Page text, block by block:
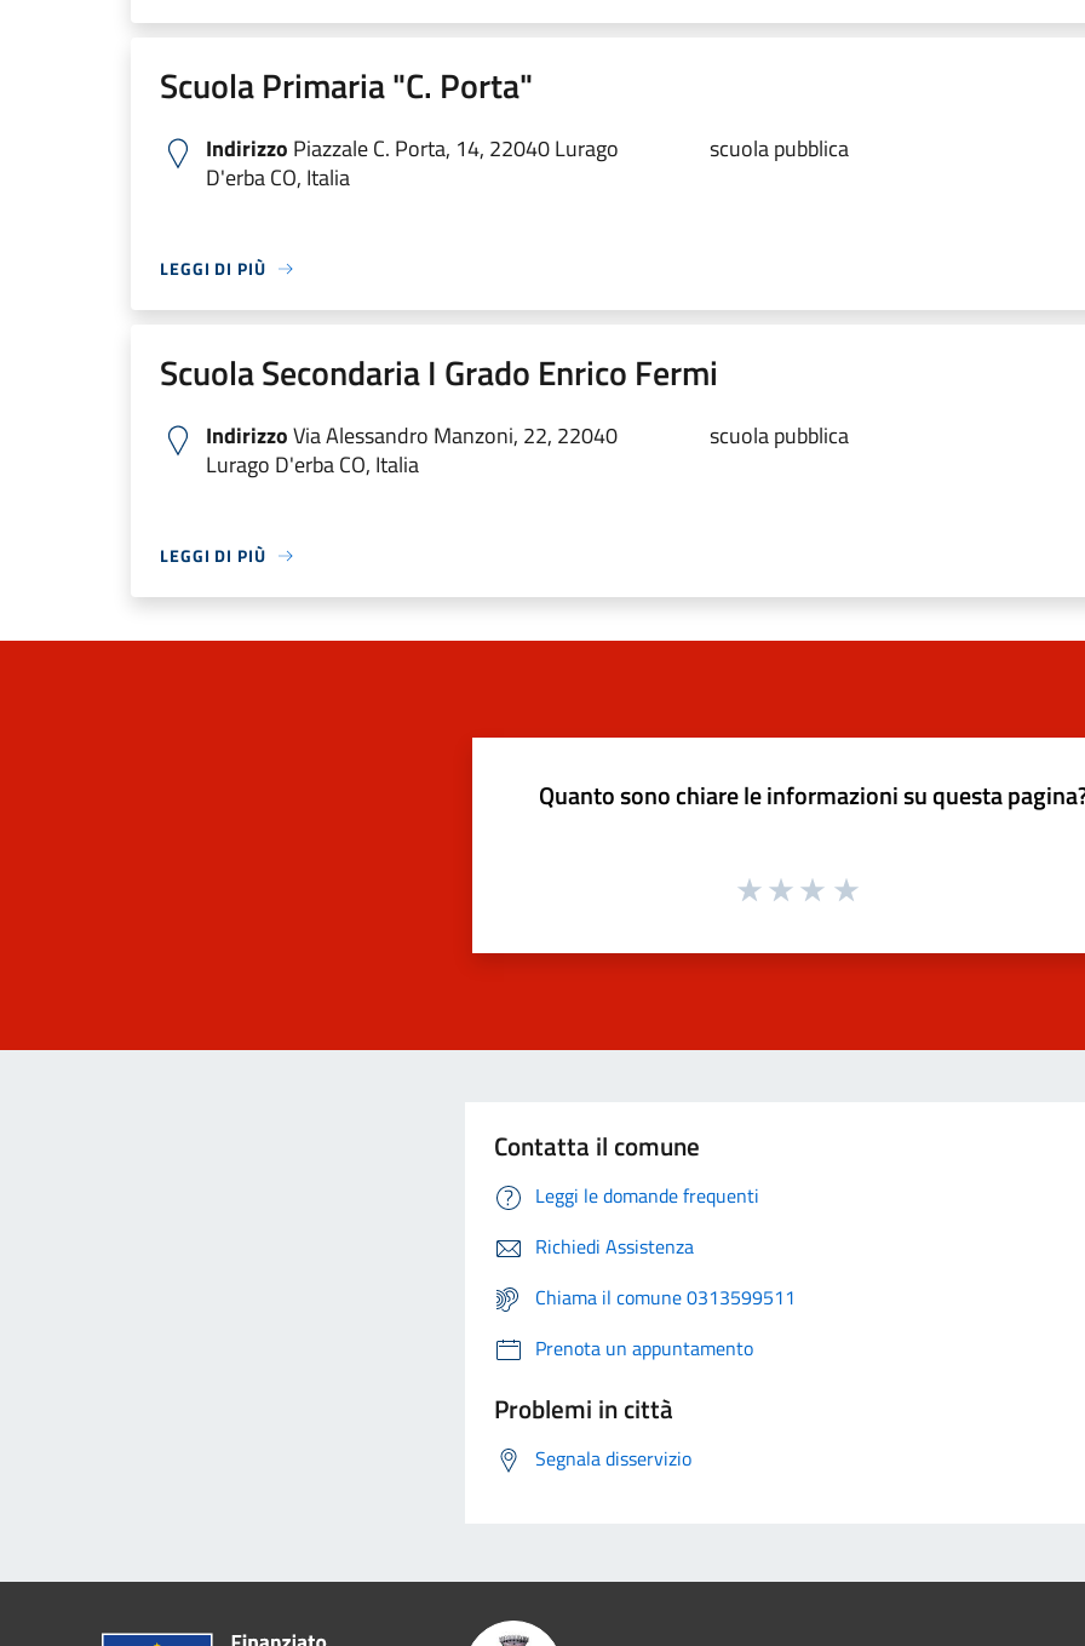
Scuola Primaria "C. Porta"
Indirizzo Piazzale C. Porta, 14, 22040 Lurago
D'erba CO, Italia
scuola pubblica
LEGGI DI PIÙ
Scuola Secondaria I Grado Enrico Fermi
IndirizzoVia Alessandro Manzoni, 22, 22040
Lurago D'erba CO, Italia
scuola pubblica
LEGGI DI PIÙ
Quanto sono chiare le informazioni su questa
Contatta il comune
Leggi le domande frequenti
Richiedi Assistenza
Chiama il comune 0313599511
Prenota un appuntamento
Problemi in città
Segnala disservizio